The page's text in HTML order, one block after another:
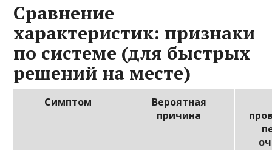
Сравнение
характеристик: признаки
по системе (для быстрых
решений на месте)
Симптом
Вероятная
причина